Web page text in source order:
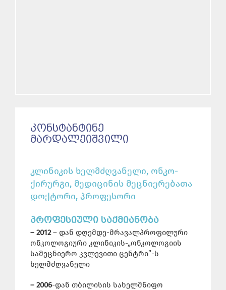
ᲙᲝᲜᲡᲢᲐᲜᲢᲘᲜᲔ
ᲛᲐᲠᲓᲐᲚᲔᲘᲨᲕᲘᲚᲘ
კლინიკის ხელმძღვანელი, ონკო-
ქირურგი, მედიცინის მეცნიერებათა
დოქტორი, პროფესორი
ᲞᲠᲝᲤᲔᲡᲘᲣᲚᲘ ᲡᲐᲥᲛᲘᲐᲜᲝᲑᲐ
– 2012– დან დღემდე-მრავალპროფილური
ონკოლოგიური კლინიკის-„ონკოლოგიის
სამეცნიერო კვლევითი ცენტრი”-ს
ხელმძღვანელი
– 2006-დან თბილისის სახელმწიფო